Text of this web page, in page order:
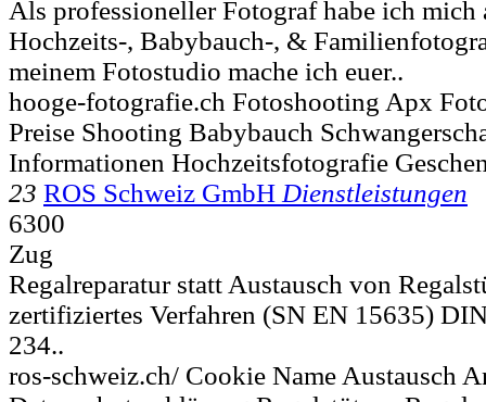
Als professioneller Fotograf habe ich mich
Hochzeits-, Babybauch-, &
meinem Fotostudio mache ich euer..
hooge-fotografie.ch Fotoshooting Apx
Preise Shooting Babybauch
Informationen Hochzeitsfotografie
23 ROS Schweiz GmbH Dienstleistungen
6300
Zug
Regalreparatur statt Austausch von
zertifiziertes Verfahren (SN EN 15635)
234..
ros-schweiz.ch/ Cookie Name Austausch